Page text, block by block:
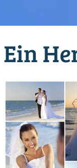
Ein